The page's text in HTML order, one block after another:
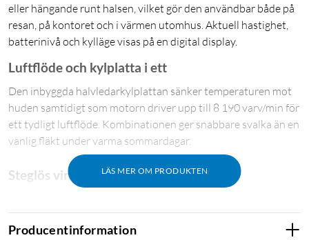
eller hängande runt halsen, vilket gör den användbar både på
resan, på kontoret och i värmen utomhus. Aktuell hastighet,
batterinivå och kylläge visas på en digital display.
LÄS MER OM PRODUKTEN
Luftflöde och kylplatta i ett
Den inbyggda halvledarkylplattan sänker temperaturen mot
huden samtidigt som motorn driver upp till 8 190 varv/min för
ett tydligt luftflöde. Kombinationen ger snabbare svalka än en
vanlig fläkt under varma sommardagar.
Steglös vindstyrka
steg, från en tyst nivå för natten till full effekt för värmeböljor.
Den digitala displayen visar hastighet, batterinivå och om
Producentinformation